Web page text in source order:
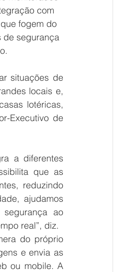
com
fogem do
de segurança
situações de
locais e,
lotéricas,
Executivo de
a diferentes
que as
reduzindo
ajudamos
ao
real”, diz.
do próprio
e envia as
ou mobile. A